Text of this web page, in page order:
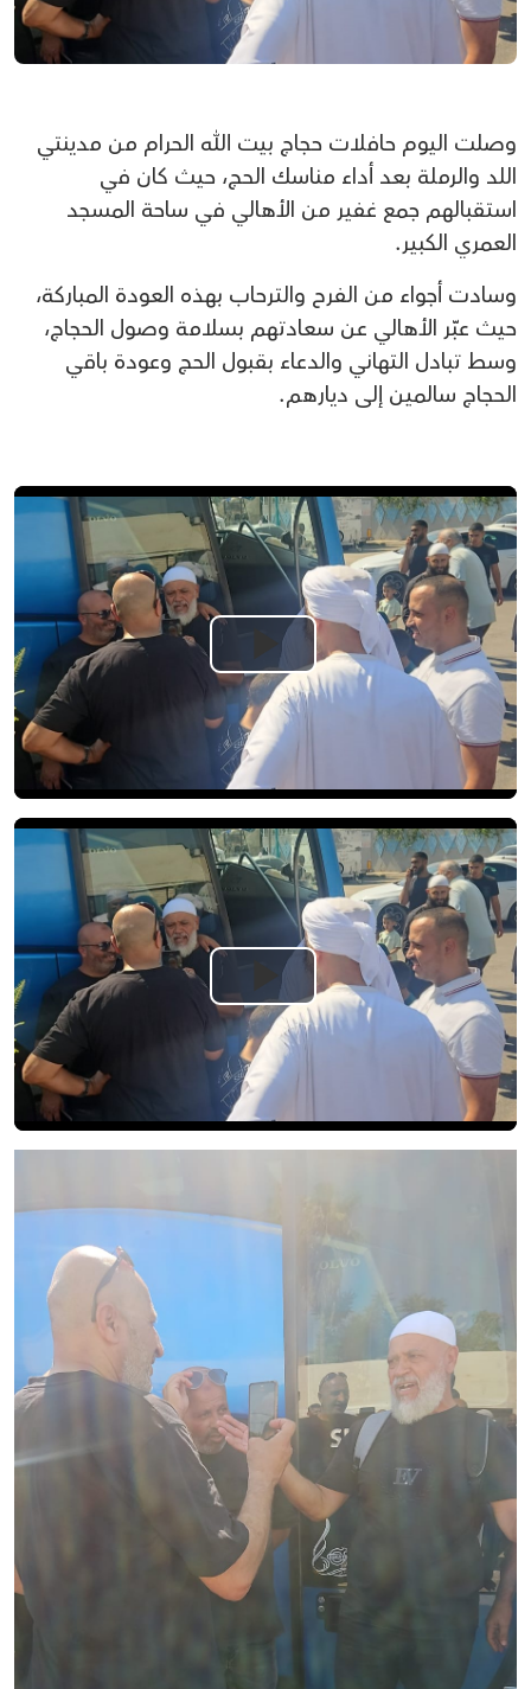
وصلت اليوم حافلات حجاج بيت الله الحرام من مدينتي
اللد والرملة بعد أداء مناسك الحج، حيث كان في
استقبالهم جمع غفير من الأهالي في ساحة المسجد
العمري الكبير.
وسادت أجواء من الفرح والترحاب بهذه العودة المباركة،
حيث عبّر الأهالي عن سعادتهم بسلامة وصول الحجاج،
وسط تبادل التهاني والدعاء بقبول الحج وعودة باقي
الحجاج سالمين إلى ديارهم.
Play
Video
Play
Video